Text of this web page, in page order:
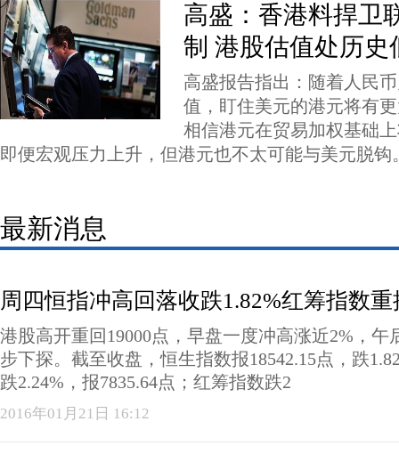
高盛：香港料捍卫
制 港股估值处历史
高盛报告指出：随着人民
值，盯住美元的港元将有
相信港元在贸易加权基础
即便宏观压力上升，但港元也不太可能与美元脱钩
最新消息
周四恒指冲高回落收跌1.82%红筹指数重
港股高开重回19000点，早盘一度冲高涨近2%，午
步下探。截至收盘，恒生指数报18542.15点，跌
跌2.24%，报7835.64点；红筹指数跌2
2016年01月21日 16:12